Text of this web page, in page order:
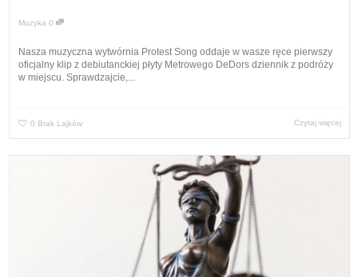
Muzyka 0
Nasza muzyczna wytwórnia Protest Song oddaje w wasze ręce pierwszy
oficjalny klip z debiutanckiej płyty Metrowego DeDors dziennik z podróży
w miejscu. Sprawdzajcie,...
0 Brak Lajków Czytaj więcej